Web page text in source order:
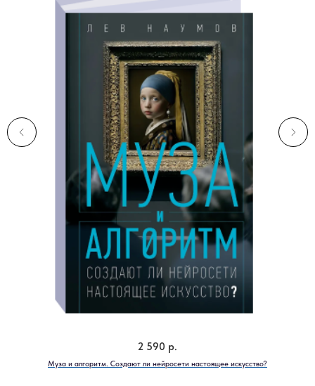
Муза и алгоритм. Создают ли нейросети настоящее искусство?
2 590 р.